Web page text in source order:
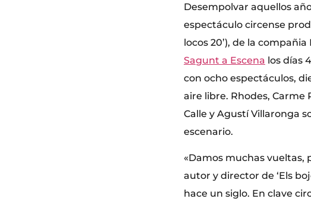
Desempolvar aquellos
espectáculo circense
locos 20’), de la
Sagunt a Escena los días
con ocho espectáculos,
aire libre. Rhodes, Carme
Calle y Agustí Villaronga
escenario.
«Damos muchas vueltas,
autor y director de ‘Els
hace un siglo. En clave